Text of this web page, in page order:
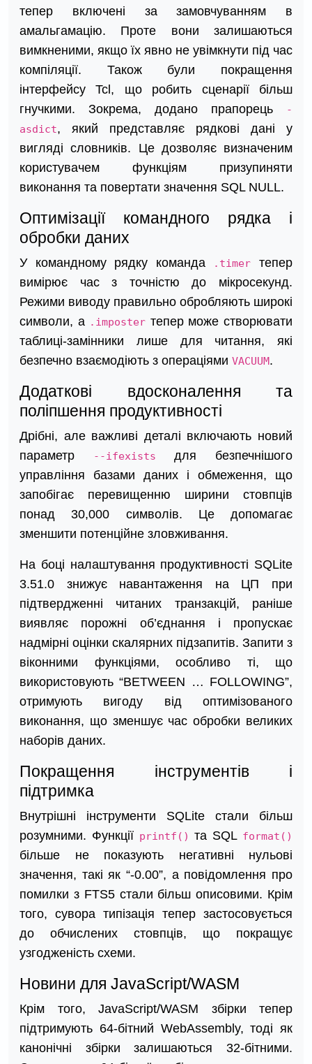
тепер включені за замовчуванням в
амальгамацію. Проте вони залишаються
вимкненими, якщо їх явно не увімкнути під час
компіляції. Також були покращення
інтерфейсу Tcl, що робить сценарії більш
гнучкими. Зокрема, додано прапорець
-
asdict, який представляє рядкові дані у
вигляді словників. Це дозволяє визначеним
користувачем функціям призупиняти
виконання та повертати значення SQL NULL.
Оптимізації командного рядка і
обробки даних
У командному рядку команда .timer тепер
вимірює час з точністю до мікросекунд.
Режими виводу правильно обробляють широкі
символи, а .imposter тепер може створювати
таблиці-замінники лише для читання, які
безпечно взаємодіють з операціями VACUUM.
Додаткові вдосконалення та
поліпшення продуктивності
Дрібні, але важливі деталі включають новий
параметр
--ifexists для безпечнішого
управління базами даних і обмеження, що
запобігає перевищенню ширини стовпців
понад 30,000 символів. Це допомагає
зменшити потенційне зловживання.
На боці налаштування продуктивності SQLite
3.51.0 знижує навантаження на ЦП при
підтвердженні читаних транзакцій, раніше
виявляє порожні об’єднання і пропускає
надмірні оцінки скалярних підзапитів. Запити з
віконними функціями, особливо ті, що
використовують “BETWEEN … FOLLOWING”,
отримують вигоду від оптимізованого
виконання, що зменшує час обробки великих
наборів даних.
Покращення інструментів і
підтримка
Внутрішні інструменти SQLite стали більш
розумними. Функції printf() та SQL format()
більше не показують негативні нульові
значення, такі як “-0.00”, а повідомлення про
помилки з FTS5 стали більш описовими. Крім
того, сувора типізація тепер застосовується
до обчислених стовпців, що покращує
узгодженість схеми.
Новини для JavaScript/WASM
Крім того, JavaScript/WASM збірки тепер
підтримують 64-бітний WebAssembly, тоді як
канонічні збірки залишаються 32-бітними.